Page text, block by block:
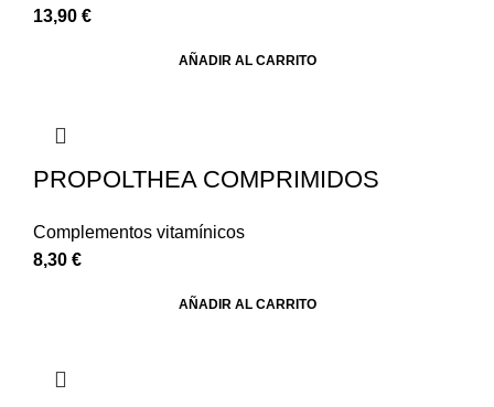
13,90 €
AÑADIR AL CARRITO
PROPOLTHEA COMPRIMIDOS
Complementos vitamínicos
8,30 €
AÑADIR AL CARRITO